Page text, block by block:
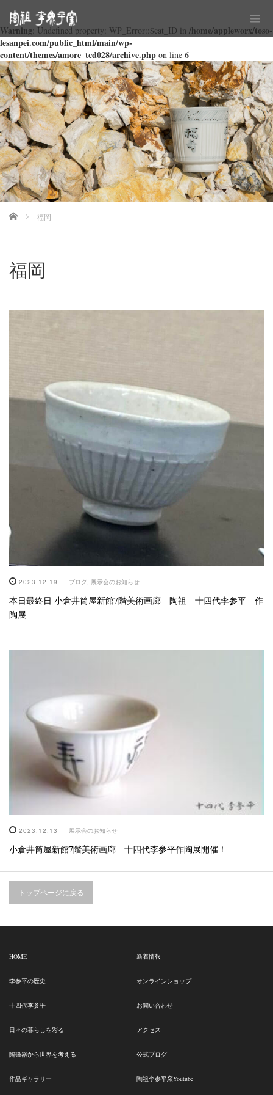
Warning: Undefined property: WP_Error::$cat_ID in /home/appleworx/toso-
lesanpei.com/public_html/main/wp-
content/themes/amore_tcd028/archive.php on line 6
Home 福岡
福岡
2023.12.19 ブログ, 展示会のお知らせ
本日最終日 小倉井筒屋新館7階美術画廊 陶祖 十四代李参平 作
陶展
2023.12.13 展示会のお知らせ
小倉井筒屋新館7階美術画廊 十四代李参平作陶展開催！
トップページに戻る
HOME
李参平の歴史
十四代李参平
日々の暮らしを彩る
陶磁器から世界を考える
作品ギャラリー
新着情報
オンラインショップ
お問い合わせ
アクセス
公式ブログ
陶祖李参平窯Youtube